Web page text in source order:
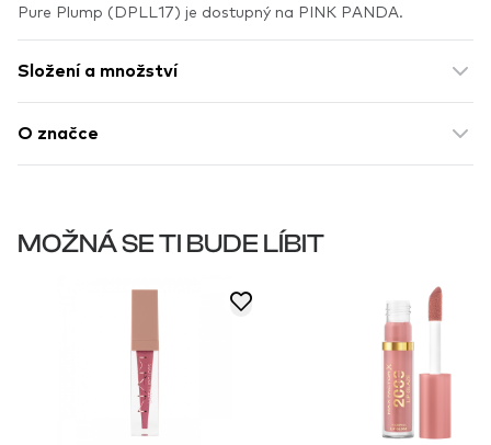
Pure Plump (DPLL17) je dostupný na PINK PANDA.
Složení a množství
O značce
MOŽNÁ SE TI BUDE LÍBIT